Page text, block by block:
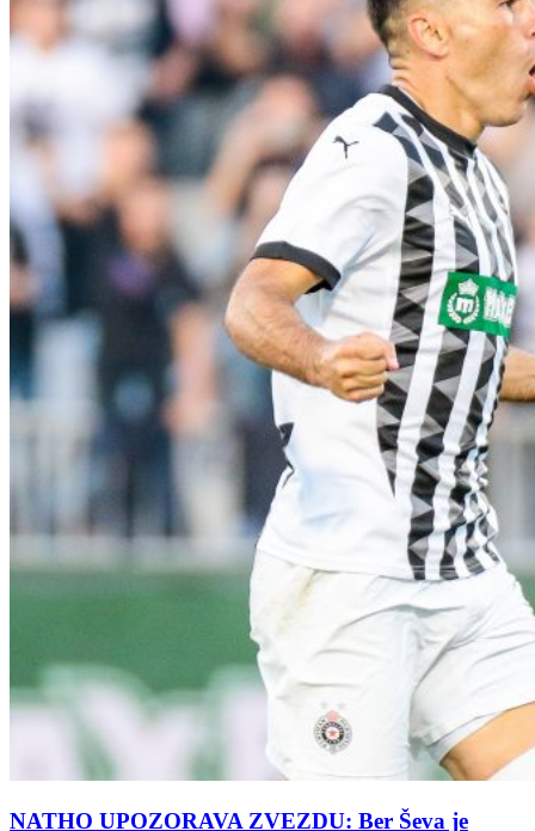
NATHO UPOZORAVA ZVEZDU: Ber Ševa je